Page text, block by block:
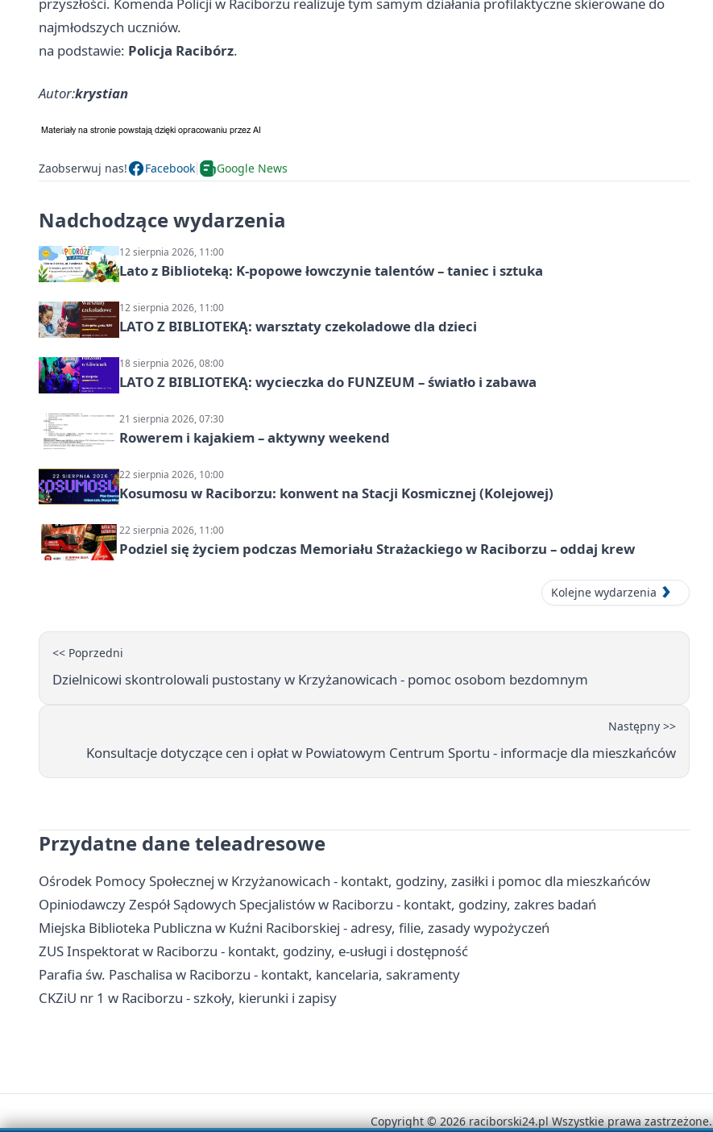
najmłodszych uczniów.
na podstawie: Policja Racibórz.
Autor:krystian
Zaobserwuj nas! Facebook Google News
Nadchodzące wydarzenia
12 sierpnia 2026, 11:00
Lato z Biblioteką: K-popowe łowczynie talentów – taniec i sztuka
12 sierpnia 2026, 11:00
LATO Z BIBLIOTEKĄ: warsztaty czekoladowe dla dzieci
18 sierpnia 2026, 08:00
LATO Z BIBLIOTEKĄ: wycieczka do FUNZEUM – światło i zabawa
21 sierpnia 2026, 07:30
Rowerem i kajakiem – aktywny weekend
22 sierpnia 2026, 10:00
Kosumosu w Raciborzu: konwent na Stacji Kosmicznej (Kolejowej)
22 sierpnia 2026, 11:00
Podziel się życiem podczas Memoriału Strażackiego w Raciborzu – oddaj krew
Kolejne wydarzenia
<< Poprzedni
Dzielnicowi skontrolowali pustostany w Krzyżanowicach - pomoc osobom bezdomnym
Następny >>
Konsultacje dotyczące cen i opłat w Powiatowym Centrum Sportu - informacje dla mieszkańców
Przydatne dane teleadresowe
Ośrodek Pomocy Społecznej w Krzyżanowicach - kontakt, godziny, zasiłki i pomoc dla mieszkańców
Opiniodawczy Zespół Sądowych Specjalistów w Raciborzu - kontakt, godziny, zakres badań
Miejska Biblioteka Publiczna w Kuźni Raciborskiej - adresy, filie, zasady wypożyczeń
ZUS Inspektorat w Raciborzu - kontakt, godziny, e-usługi i dostępność
Parafia św. Paschalisa w Raciborzu - kontakt, kancelaria, sakramenty
CKZiU nr 1 w Raciborzu - szkoły, kierunki i zapisy
Copyright © 2026 raciborski24.pl Wszystkie prawa zastrzeżone.